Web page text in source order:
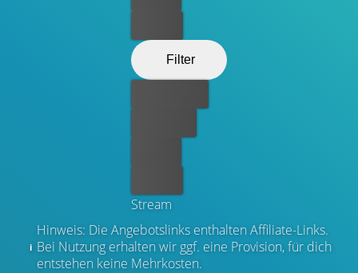
Filter
Stream
Hinweis: Die Angebotslinks enthalten Affiliate-Links.
Bei Nutzung erhalten wir ggf. eine Provision, für dich
entstehen keine Mehrkosten.